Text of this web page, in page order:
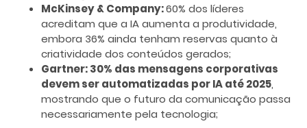
McKinsey & Company:60% dos líderes
acreditam que a IA aumenta a produtividade,
embora 36% ainda tenham reservas quanto à
criatividade dos conteúdos gerados;
Gartner: 30% das mensagens corporativas
devem ser automatizadas por IA até 2025,
mostrando que o futuro da comunicação passa
necessariamente pela tecnologia;